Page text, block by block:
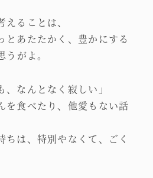
ることは、
とあたたかく、豊かにする
がよ。
、なんとなく寂しい」
を食べたり、他愛もない話
ちは、特別やなくて、ごく